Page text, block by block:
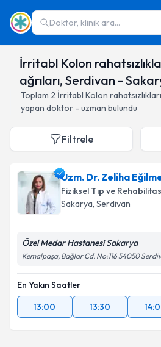
Doktor, klinik ara...
İrritabl Kolon
ağrıları, Serdivan -
Toplam 2 İrritabl Kolon
yapan doktor - uzman bulundu
Filtrele
Uzm. Dr. Zeliha
Fiziksel Tıp ve
Sakarya, Serdivan
Özel Medar Hastanesi Sakarya
Kemalpaşa, Bağlar Cd. No:116 54050
En Yakın Saatler
13:00
13:30